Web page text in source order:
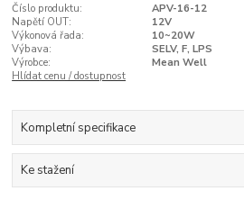
Číslo produktu:
APV-16-12
Napětí OUT:
12V
Výkonová řada:
10~20W
Výbava:
SELV, F, LPS
Výrobce:
Mean Well
Hlídat cenu / dostupnost
Kompletní specifikace
Ke stažení